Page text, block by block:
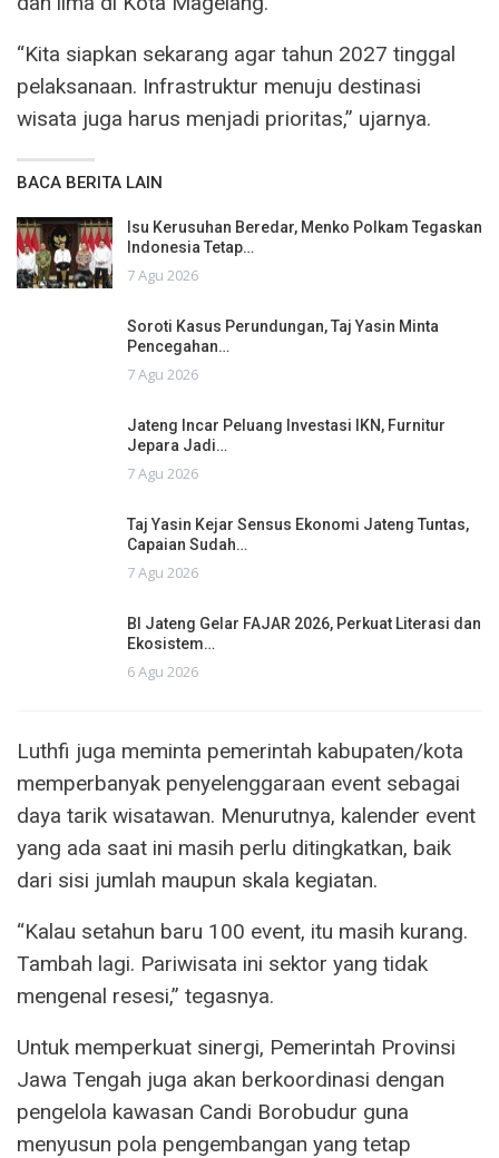
“Kita siapkan sekarang agar tahun 2027 tinggal
pelaksanaan. Infrastruktur menuju destinasi
wisata juga harus menjadi prioritas,” ujarnya.
BACA BERITA LAIN
Isu Kerusuhan Beredar, Menko Polkam Tegaskan
Indonesia Tetap…
7 Agu 2026
Soroti Kasus Perundungan, Taj Yasin Minta
Pencegahan…
7 Agu 2026
Jateng Incar Peluang Investasi IKN, Furnitur
Jepara Jadi…
7 Agu 2026
Taj Yasin Kejar Sensus Ekonomi Jateng Tuntas,
Capaian Sudah…
7 Agu 2026
BI Jateng Gelar FAJAR 2026, Perkuat Literasi dan
Ekosistem…
6 Agu 2026
Luthfi juga meminta pemerintah kabupaten/kota
memperbanyak penyelenggaraan event sebagai
daya tarik wisatawan. Menurutnya, kalender event
yang ada saat ini masih perlu ditingkatkan, baik
dari sisi jumlah maupun skala kegiatan.
“Kalau setahun baru 100 event, itu masih kurang.
Tambah lagi. Pariwisata ini sektor yang tidak
mengenal resesi,” tegasnya.
Untuk memperkuat sinergi, Pemerintah Provinsi
Jawa Tengah juga akan berkoordinasi dengan
pengelola kawasan Candi Borobudur guna
menyusun pola pengembangan yang tetap